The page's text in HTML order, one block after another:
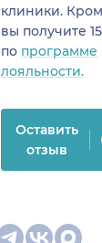
клиники.
вы получите
по программе
лояльности.
Оставить
отзыв